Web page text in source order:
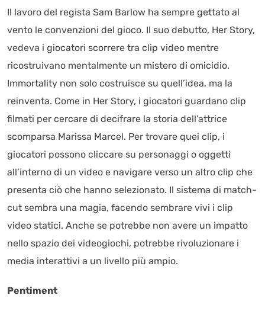
Il lavoro del regista Sam Barlow ha sempre gettato al
vento le convenzioni del gioco. Il suo debutto, Her Story,
vedeva i giocatori scorrere tra clip video mentre
ricostruivano mentalmente un mistero di omicidio.
Immortality non solo costruisce su quell’idea, ma la
reinventa. Come in Her Story, i giocatori guardano clip
filmati per cercare di decifrare la storia dell’attrice
scomparsa Marissa Marcel. Per trovare quei clip, i
giocatori possono cliccare su personaggi o oggetti
all’interno di un video e navigare verso un altro clip che
presenta ciò che hanno selezionato. Il sistema di match-
cut sembra una magia, facendo sembrare vivi i clip
video statici. Anche se potrebbe non avere un impatto
nello spazio dei videogiochi, potrebbe rivoluzionare i
media interattivi a un livello più ampio.
Pentiment